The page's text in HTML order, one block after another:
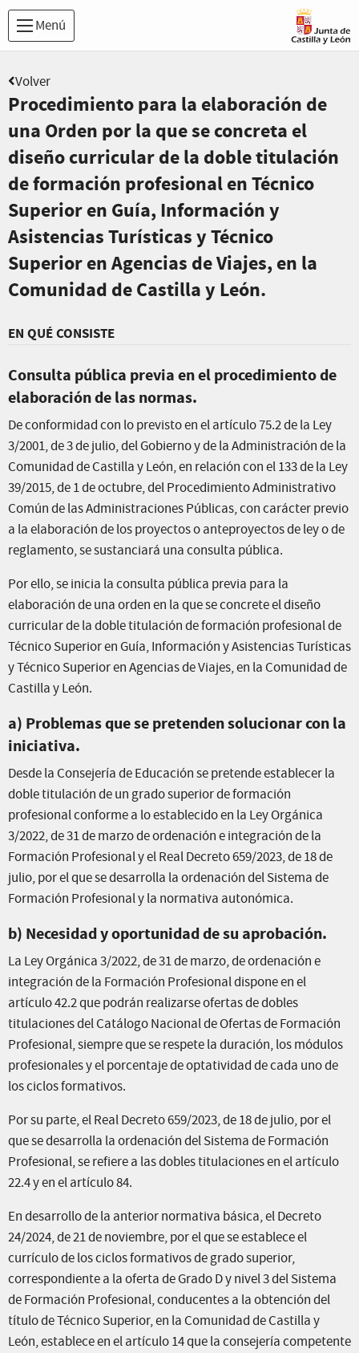
Menú
Volver
Procedimiento para la elaboración de
una Orden por la que se concreta el
diseño curricular de la doble titulación
de formación profesional en Técnico
Superior en Guía, Información y
Asistencias Turísticas y Técnico
Superior en Agencias de Viajes, en la
Comunidad de Castilla y León.
EN QUÉ CONSISTE
Consulta pública previa en el procedimiento de
elaboración de las normas.
De conformidad con lo previsto en el artículo 75.2 de la Ley
3/2001, de 3 de julio, del Gobierno y de la Administración de la
Comunidad de Castilla y León, en relación con el 133 de la Ley
39/2015, de 1 de octubre, del Procedimiento Administrativo
Común de las Administraciones Públicas, con carácter previo
a la elaboración de los proyectos o anteproyectos de ley o de
reglamento, se sustanciará una consulta pública.
Por ello, se inicia la consulta pública previa para la
elaboración de una orden en la que se concrete el diseño
curricular de la doble titulación de formación profesional de
Técnico Superior en Guía, Información y Asistencias Turísticas
y Técnico Superior en Agencias de Viajes, en la Comunidad de
Castilla y León.
a) Problemas que se pretenden solucionar con la
iniciativa.
Desde la Consejería de Educación se pretende establecer la
doble titulación de un grado superior de formación
profesional conforme a lo establecido en la Ley Orgánica
3/2022, de 31 de marzo de ordenación e integración de la
Formación Profesional y el Real Decreto 659/2023, de 18 de
julio, por el que se desarrolla la ordenación del Sistema de
Formación Profesional y la normativa autonómica.
b) Necesidad y oportunidad de su aprobación.
La Ley Orgánica 3/2022, de 31 de marzo, de ordenación e
integración de la Formación Profesional dispone en el
artículo 42.2 que podrán realizarse ofertas de dobles
titulaciones del Catálogo Nacional de Ofertas de Formación
Profesional, siempre que se respete la duración, los módulos
profesionales y el porcentaje de optatividad de cada uno de
los ciclos formativos.
Por su parte, el Real Decreto 659/2023, de 18 de julio, por el
que se desarrolla la ordenación del Sistema de Formación
Profesional, se refiere a las dobles titulaciones en el artículo
22.4 y en el artículo 84.
En desarrollo de la anterior normativa básica, el Decreto
24/2024, de 21 de noviembre, por el que se establece el
currículo de los ciclos formativos de grado superior,
correspondiente a la oferta de Grado D y nivel 3 del Sistema
de Formación Profesional, conducentes a la obtención del
título de Técnico Superior, en la Comunidad de Castilla y
León, establece en el artículo 14 que la consejería competente